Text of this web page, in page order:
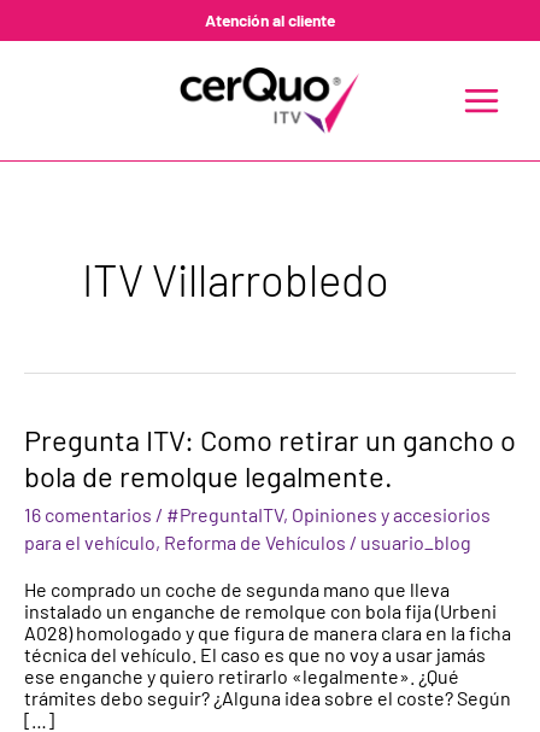
Atención al cliente
MENU
ITV Villarrobledo
Pregunta ITV: Como retirar un gancho o
bola de remolque legalmente.
16 comentarios / #PreguntaITV, Opiniones y accesiorios
para el vehículo, Reforma de Vehículos / usuario_blog
He comprado un coche de segunda mano que lleva
instalado un enganche de remolque con bola fija (Urbeni
A028) homologado y que figura de manera clara en la ficha
técnica del vehículo. El caso es que no voy a usar jamás
ese enganche y quiero retirarlo «legalmente». ¿Qué
trámites debo seguir? ¿Alguna idea sobre el coste? Según
[…]
Pregunta
ITV:
Como
un
gancho
o
bola
de
remolque
legalmente.